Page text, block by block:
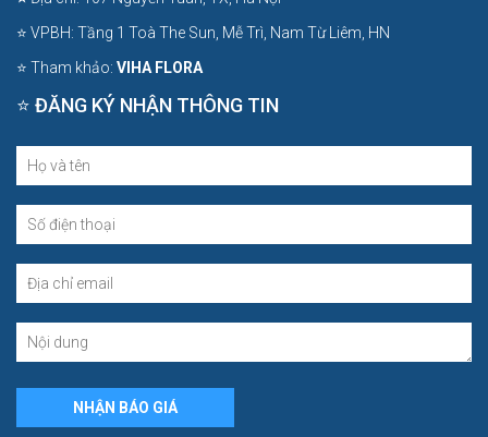
⭐ VPBH: Tầng 1 Toà The Sun, Mễ Trì, Nam Từ Liêm, HN
⭐ Tham khảo: VIHA FLORA
⭐ ĐĂNG KÝ NHẬN THÔNG TIN